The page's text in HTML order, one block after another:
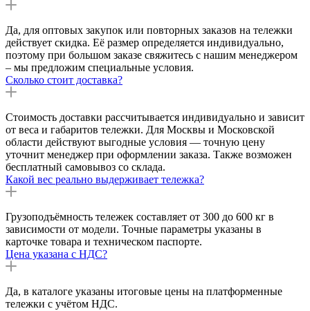
Да, для оптовых закупок или повторных заказов на тележки
действует скидка. Её размер определяется индивидуально,
поэтому при большом заказе свяжитесь с нашим менеджером
– мы предложим специальные условия.
Сколько стоит доставка?
Стоимость доставки рассчитывается индивидуально и зависит
от веса и габаритов тележки. Для Москвы и Московской
области действуют выгодные условия — точную цену
уточнит менеджер при оформлении заказа. Также возможен
бесплатный самовывоз со склада.
Какой вес реально выдерживает тележка?
Грузоподъёмность тележек составляет от 300 до 600 кг в
зависимости от модели. Точные параметры указаны в
карточке товара и техническом паспорте.
Цена указана с НДС?
Да, в каталоге указаны итоговые цены на платформенные
тележки с учётом НДС.